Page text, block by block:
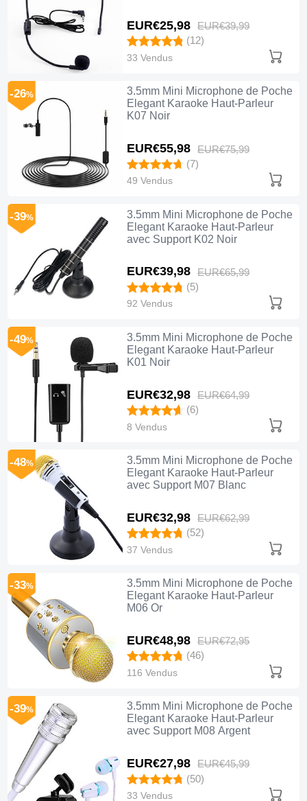
EUR€25,98 EUR€39,99
(12)
33 Vendus
3.5mm Mini Microphone de Poche
Elegant Karaoke Haut-Parleur
K07 Noir
EUR€55,98 EUR€75,99
-26%
(7)
49 Vendus
3.5mm Mini Microphone de Poche
Elegant Karaoke Haut-Parleur
avec Support K02 Noir
EUR€39,98 EUR€65,99
-39%
(5)
92 Vendus
3.5mm Mini Microphone de Poche
Elegant Karaoke Haut-Parleur
K01 Noir
EUR€32,98 EUR€64,99
-49%
(6)
8 Vendus
3.5mm Mini Microphone de Poche
Elegant Karaoke Haut-Parleur
avec Support M07 Blanc
EUR€32,98 EUR€62,99
-48%
(52)
37 Vendus
3.5mm Mini Microphone de Poche
Elegant Karaoke Haut-Parleur
M06 Or
EUR€48,98 EUR€72,95
-33%
(46)
116 Vendus
3.5mm Mini Microphone de Poche
Elegant Karaoke Haut-Parleur
avec Support M08 Argent
EUR€27,98 EUR€45,99
-39%
(50)
33 Vendus